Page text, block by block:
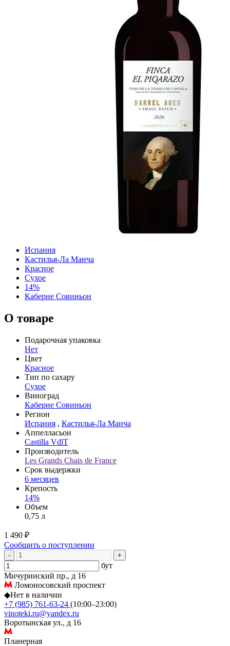
Испания
Кастилья-Ла Манча
Красное
Сухое
14%
Каберне Совиньон
О товаре
Подарочная упаковка
Нет
Цвет
Красное
Тип по сахару
Сухое
Виноград
Каберне Совиньон
Регион
Испания , Кастилья-Ла Манча
Аппелласьон
Castilla VdlT
Производитель
Les Grands Chais de France
Срок выдержки
6 месяцев
Крепость
14%
Объем
0,75 л
1 490 ₽
Сообщить о поступлении
- +
бут
Мичуринский пр., д 16
Ломоносовский проспект
◆Нет в наличии
+7 (985) 761-63-24 (10:00–23:00)
vinoteki.ru@yandex.ru
Воротынская ул., д 16
Планерная